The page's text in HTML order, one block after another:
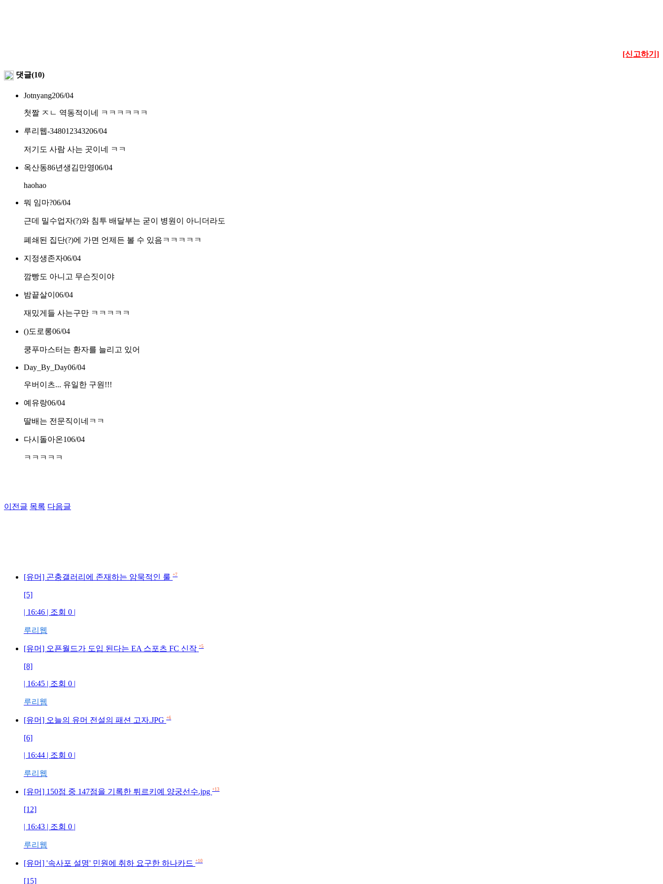
[신고하기]
댓글(10)
Jotnyang206/04
첫짤 ㅈㄴ 역동적이네 ㅋㅋㅋㅋㅋㅋ
루리웹-348012343206/04
저기도 사람 사는 곳이네 ㅋㅋ
옥산동86년생김만영06/04
haohao
뭐 임마?06/04
근데 밀수업자(?)와 침투 배달부는 굳이 병원이 아니더라도
폐쇄된 집단(?)에 가면 언제든 볼 수 있음ㅋㅋㅋㅋㅋ
지정생존자06/04
깜빵도 아니고 무슨짓이야
밤끝살이 06/04
재밌게들 사는구만 ㅋㅋㅋㅋㅋ
()도로롱06/04
쿵푸마스터는 환자를 늘리고 있어
Day_By_Day06/04
우버이츠... 유일한 구원!!!
예유랑06/04
딸배는 전문직이네ㅋㅋ
다시돌아온106/04
ㅋㅋㅋㅋㅋ
이전글 목록 다음글
[유머] 곤충갤러리에 존재하는 암묵적인 룰 +7
[5]
| 16:46 | 조회 0 |
루리웹
[유머] 오픈월드가 도입 된다는 EA 스포츠 FC 신작 +5
[8]
| 16:45 | 조회 0 |
루리웹
[유머] 오늘의 유머 전설의 패션 고자.JPG +6
[6]
| 16:44 | 조회 0 |
루리웹
[유머] 150점 중 147점을 기록한 튀르키예 양궁선수.jpg +13
[12]
| 16:43 | 조회 0 |
루리웹
[유머] '속사포 설명' 민원에 취하 요구한 하나카드 +10
[15]